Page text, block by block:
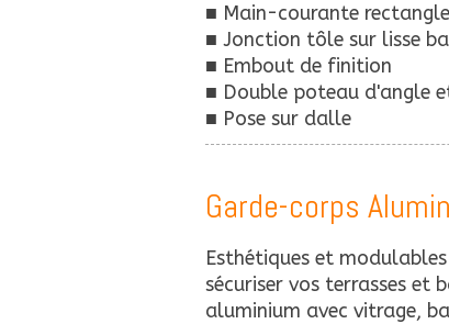
■ Main-courante
■ Jonction tôle sur lisse
■ Embout de finition
■ Double poteau d'angle
■ Pose sur dalle
Garde-corps
Esthétiques et
sécuriser vos terrasses et
aluminium avec vitrage,